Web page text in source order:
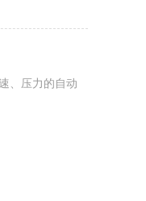
、压力的自动